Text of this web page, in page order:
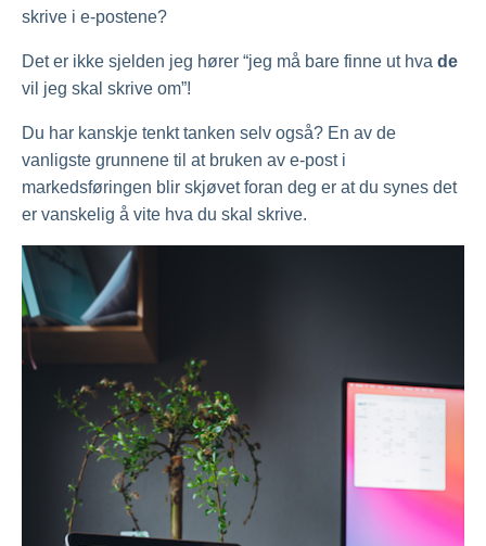
skrive i e-postene?
Det er ikke sjelden jeg hører “jeg må bare finne ut hva de
vil jeg skal skrive om”!
Du har kanskje tenkt tanken selv også? En av de
vanligste grunnene til at bruken av e-post i
markedsføringen blir skjøvet foran deg er at du synes det
er vanskelig å vite hva du skal skrive.